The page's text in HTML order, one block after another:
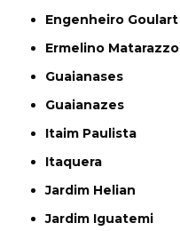
Engenheiro Goulart
Ermelino Matarazzo
Guaianases
Guaianazes
Itaim Paulista
Itaquera
Jardim Helian
Jardim Iguatemi